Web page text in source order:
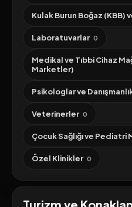
Kulak Burun Boğaz (KBB)
Laboratuvarlar 0
Medikal ve Tıbbi Cihaz
Marketler)
Psikologlar ve
Veterinerler 0
Çocuk Sağlığı ve
Özel Klinikler 0